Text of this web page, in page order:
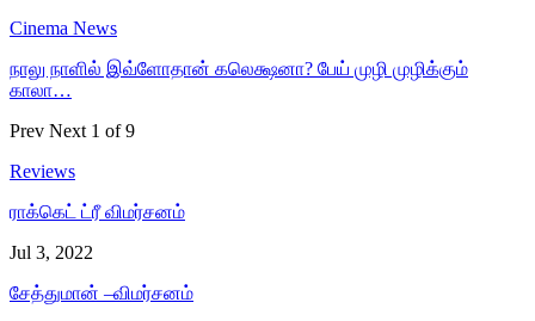
Cinema News
நாலு நாளில் இவ்ளோதான் கலெக்ஷனா? பேய் முழி முழிக்கும்
காலா…
Prev Next 1 of 9
Reviews
ராக்கெட் ட்ரீ விமர்சனம்
Jul 3, 2022
சேத்துமான் –விமர்சனம்